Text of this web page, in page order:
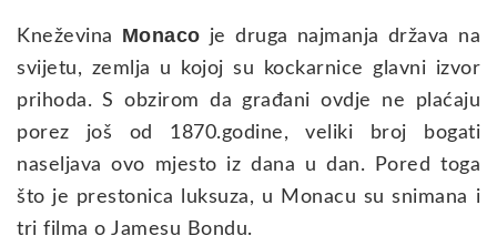
Kneževina Monaco je druga najmanja država na
svijetu, zemlja u kojoj su kockarnice glavni izvor
prihoda. S obzirom da građani ovdje ne plaćaju
porez još od 1870.godine, veliki broj bogati
naseljava ovo mjesto iz dana u dan. Pored toga
što je prestonica luksuza, u Monacu su snimana i
tri filma o Jamesu Bondu.